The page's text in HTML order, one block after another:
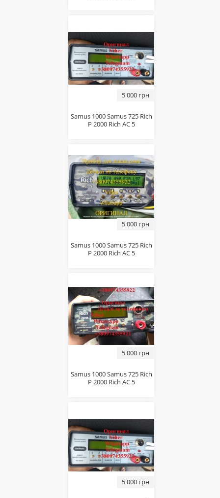
5 000 грн
Sаmus 1000 Sаmus 725 Riсh
P 2000 Riсh AC 5
5 000 грн
Sаmus 1000 Sаmus 725 Riсh
P 2000 Riсh AC 5
5 000 грн
Sаmus 1000 Sаmus 725 Riсh
P 2000 Riсh AC 5
5 000 грн